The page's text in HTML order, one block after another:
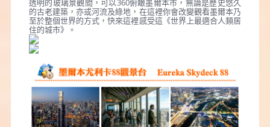
透明的玻璃景觀間，可以360俯瞰墨爾本市，無論是歷史悠久
的古老建築，亦或河流及綠地，在這裡你會改變觀看墨爾本乃
至於整個世界的方式，快來這裡感受這《世界上最適合人類居
住的城市》。